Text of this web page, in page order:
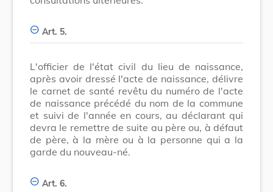
Art. 5.
L'officier de l'état civil du lieu de naissance,
après avoir dressé l'acte de naissance, délivre
le carnet de santé revêtu du numéro de l'acte
de naissance précédé du nom de la commune
et suivi de l'année en cours, au déclarant qui
devra le remettre de suite au père ou, à défaut
de père, à la mère ou à la personne qui a la
garde du nouveau-né.
Art. 6.